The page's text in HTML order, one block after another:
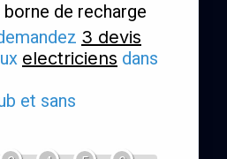
de recharge
3 devis
electriciens dans
et sans